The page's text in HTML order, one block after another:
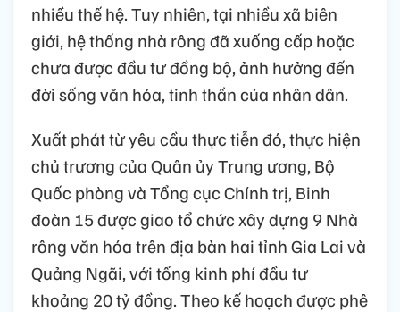
nhiều thế hệ. Tuy nhiên, tại nhiều xã biên
giới, hệ thống nhà rông đã xuống cấp hoặc
chưa được đầu tư đồng bộ, ảnh hưởng đến
đời sống văn hóa, tinh thần của nhân dân.
Xuất phát từ yêu cầu thực tiễn đó, thực hiện
chủ trương của Quân ủy Trung ương, Bộ
Quốc phòng và Tổng cục Chính trị, Binh
đoàn 15 được giao tổ chức xây dựng 9 Nhà
rông văn hóa trên địa bàn hai tỉnh Gia Lai và
Quảng Ngãi, với tổng kinh phí đầu tư
khoảng 20 tỷ đồng. Theo kế hoạch được phê